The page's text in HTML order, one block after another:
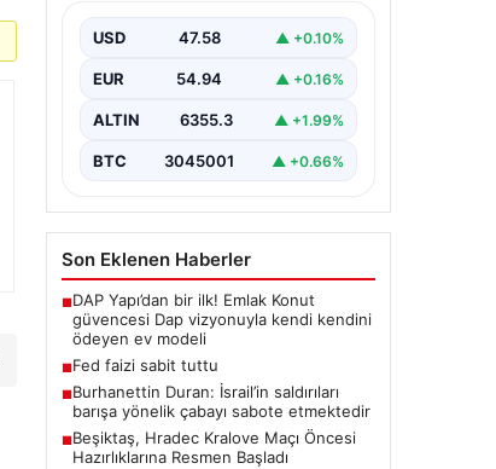
USD 47.58 ▲ +0.10%
EUR 54.94 ▲ +0.16%
ALTIN 6355.3 ▲ +1.99%
BTC 3045001 ▲ +0.66%
Son Eklenen Haberler
■DAP Yapı’dan bir ilk! Emlak Konut
güvencesi Dap vizyonuyla kendi kendini
ödeyen ev modeli
■Fed faizi sabit tuttu
■Burhanettin Duran: İsrail’in saldırıları
barışa yönelik çabayı sabote etmektedir
■Beşiktaş, Hradec Kralove Maçı Öncesi
Hazırlıklarına Resmen Başladı